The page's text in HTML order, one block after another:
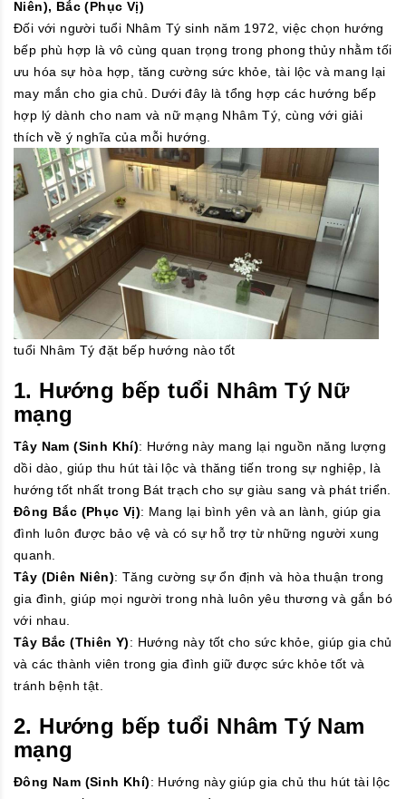
Niên), Bắc (Phục Vị)
Đối với người tuổi Nhâm Tý sinh năm 1972, việc chọn hướng
bếp phù hợp là vô cùng quan trọng trong phong thủy nhằm tối
ưu hóa sự hòa hợp, tăng cường sức khỏe, tài lộc và mang lại
may mắn cho gia chủ. Dưới đây là tổng hợp các hướng bếp
hợp lý dành cho nam và nữ mạng Nhâm Tý, cùng với giải
thích về ý nghĩa của mỗi hướng.
tuổi Nhâm Tý đặt bếp hướng nào tốt
1. Hướng bếp tuổi Nhâm Tý Nữ
mạng
Tây Nam (Sinh Khí): Hướng này mang lại nguồn năng lượng
dồi dào, giúp thu hút tài lộc và thăng tiến trong sự nghiệp, là
hướng tốt nhất trong Bát trạch cho sự giàu sang và phát triển.
Đông Bắc (Phục Vị): Mang lại bình yên và an lành, giúp gia
đình luôn được bảo vệ và có sự hỗ trợ từ những người xung
quanh.
Tây (Diên Niên): Tăng cường sự ổn định và hòa thuận trong
gia đình, giúp mọi người trong nhà luôn yêu thương và gắn bó
với nhau.
Tây Bắc (Thiên Y): Hướng này tốt cho sức khỏe, giúp gia chủ
và các thành viên trong gia đình giữ được sức khỏe tốt và
tránh bệnh tật.
2. Hướng bếp tuổi Nhâm Tý Nam
mạng
Đông Nam (Sinh Khí): Hướng này giúp gia chủ thu hút tài lộc